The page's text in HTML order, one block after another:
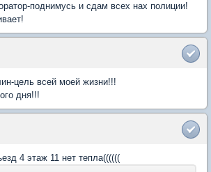
поднимусь и сдам всех нах полиции!
цель всей моей жизни!!!
дня!!!
4 этаж 11 нет тепла((((((